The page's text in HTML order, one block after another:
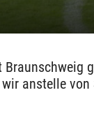
anstelle